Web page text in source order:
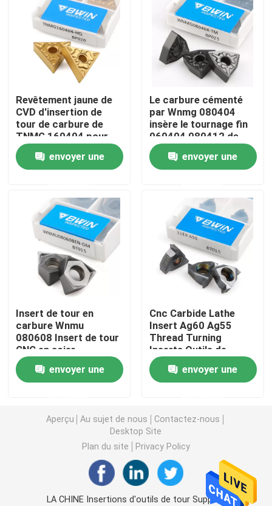
Visite de l'usine
Contrôle de qualité
Nous contacter
Nouvelles
Insertions de carbure de tungstène
Tournage de plaquettes en carbure
Fraise carbure
Fraise à bout plat
Fraise en carbure à bout sphérique
Fraise en bout à rayon d'angle
Fraise en aluminium
Revêtement jaune de
CVD d'insertion de
tour de carbure de
TNMG 160404 pour
l'acier
envoyer une
Le carbure cémenté
par Wnmg 080404
insère le tournage fin
060404 080412 de
stabilité élevée
envoyer une
Insert de tour en
carbure Wnmu
080608 Insert de tour
CNC en acier
inoxydable
envoyer une
Cnc Carbide Lathe
Insert Ag60 Ag55
Thread Turning
Inserts Outils de
coupe
envoyer une
Aperçu Au sujet de nous
Contactez-nous
Desktop Site
Plan du site
Privacy Policy
LA CHINE Insertions d'outils de tour Supplier.